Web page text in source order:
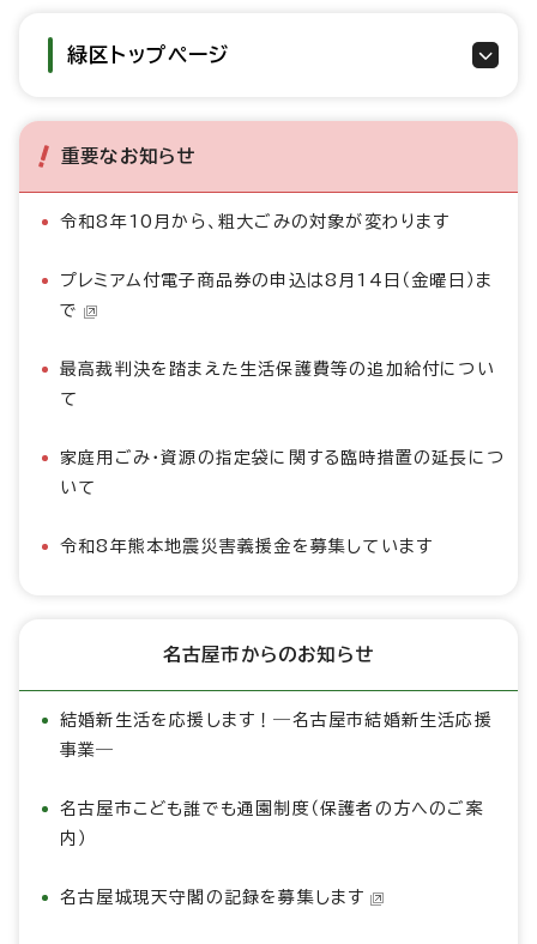
緑区トップページ
重要なお知らせ
令和8年10月から、粗大ごみの対象が変わります
プレミアム付電子商品券の申込は8月14日（金曜日）ま
で
最高裁判決を踏まえた生活保護費等の追加給付につい
て
家庭用ごみ・資源の指定袋に関する臨時措置の延長につ
いて
令和8年熊本地震災害義援金を募集しています
名古屋市からのお知らせ
結婚新生活を応援します！―名古屋市結婚新生活応援
事業―
名古屋市こども誰でも通園制度（保護者の方へのご案
内）
名古屋城現天守閣の記録を募集します